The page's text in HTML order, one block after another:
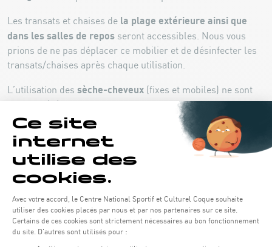
Les transats et chaises de la plage extérieure ainsi que
dans les salles de repos seront accessibles. Nous vous
prions de ne pas déplacer ce mobilier et de désinfecter les
transats/chaises après chaque utilisation.
L’utilisation des sèche-cheveux (fixes et mobiles) ne sont
AuWellness-Lounge
vous trouverez une sélection de
sandwichs et de boissons, consommables à table ou à
emporter.
Pour votre sécurité,les mesures d’hygiène ont été
renforcées. Les installations seront ainsi nettoyées entre
chaque créneau horaire et nous vous remercions de
vousdésinfecter les mains aux bornes de gel hydro-
alcooliquedisposées à l’entrée ainsi qu’à l’intérieur du